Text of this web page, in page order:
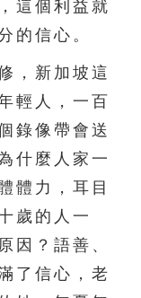
這個利益就
的信心。
新加坡這
輕人，一百
錄像帶會送
什麼人家一
體力，耳目
歲的人一
因？語善、
了信心，老